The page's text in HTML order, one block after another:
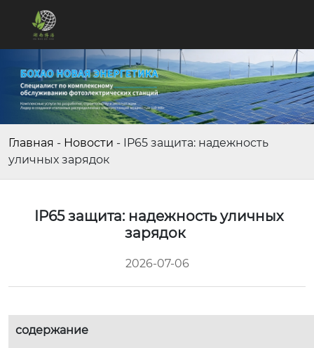
Главная - Новости - IP65 защита: надежность
уличных зарядок
IP65 защита: надежность уличных
зарядок
2026-07-06
содержание